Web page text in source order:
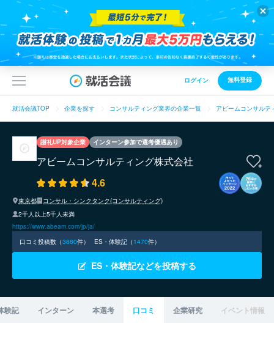
ログイン 無料登録
就活会議TOP 企業を探す コンサルティング業界の企業一覧 アビームコンサルテ
謝礼UP対象企業 インターン参加で選考優遇あり
アビームコンサルティング株式会社
4.6
東京都
コンサル・シンクタンク(コンサルティング)
2千人以上5千人未満
https://www.abeam.com/jp/ja/
口コミ投稿数（3880件） ES・体験記（1470件）
ES・体験記などを投稿する
験記 インターン 本選考 口コミ 企業研究 イベント情報